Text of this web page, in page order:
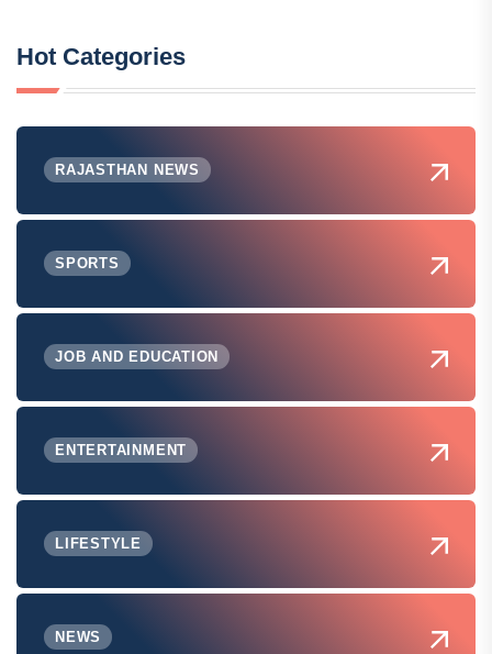
Hot Categories
RAJASTHAN NEWS
SPORTS
JOB AND EDUCATION
ENTERTAINMENT
LIFESTYLE
NEWS